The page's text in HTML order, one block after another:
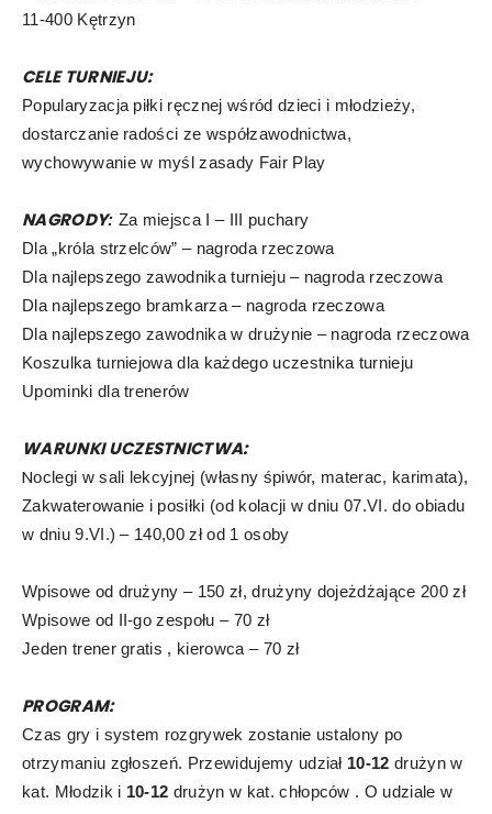
11-400 Kętrzyn
CELE TURNIEJU:
Popularyzacja piłki ręcznej wśród dzieci i młodzieży,
dostarczanie radości ze współzawodnictwa,
wychowywanie w myśl zasady Fair Play
NAGRODY: Za miejsca I – III puchary
Dla „króla strzelców” – nagroda rzeczowa
Dla najlepszego zawodnika turnieju – nagroda rzeczowa
Dla najlepszego bramkarza – nagroda rzeczowa
Dla najlepszego zawodnika w drużynie – nagroda rzeczowa
Koszulka turniejowa dla każdego uczestnika turnieju
Upominki dla trenerów
WARUNKIUCZESTNICTWA:
Noclegi w sali lekcyjnej (własny śpiwór, materac, karimata),
Zakwaterowanie i posiłki (od kolacji w dniu 07.VI.do obiadu
w dniu 9.VI.) – 140,00 zł od 1 osoby
Wpisowe od drużyny – 150 zł, drużyny dojeżdżające 200 zł
Wpisowe od II-go zespołu – 70 zł
Jeden trener gratis , kierowca – 70 zł
PROGRAM:
Czas gry i system rozgrywek zostanie ustalony po
otrzymaniu zgłoszeń. Przewidujemy udział 10-12drużyn w
kat. Młodzik i 10-12 drużyn w kat. chłopców . O udziale w